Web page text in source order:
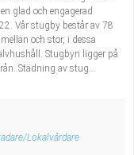
glad och engagerad
Vår stugby består av 78
och stor, i dessa
Stugbyn ligger på
Städning av stug...
Lokalvårdare